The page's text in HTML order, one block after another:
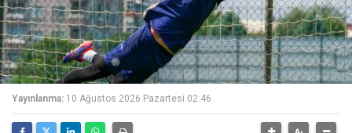
Yayınlanma: 10 Ağustos 2026 Pazartesi 02:46